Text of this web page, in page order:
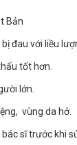
Bản
đau với liều
tốt hơn.
lớn.
vùng da hở.
sĩ trước khi